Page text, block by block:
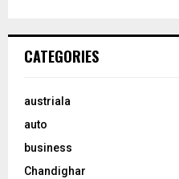
CATEGORIES
austriala
auto
business
Chandighar